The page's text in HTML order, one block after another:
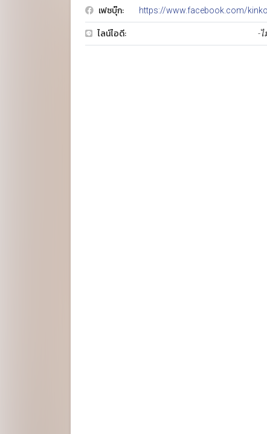
เฟซบุ๊ก: https://www.facebook.com/
ไลน์ไอดี: -ไ